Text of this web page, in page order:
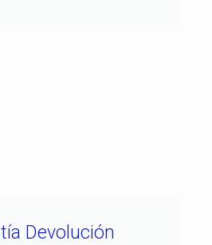
Devolución